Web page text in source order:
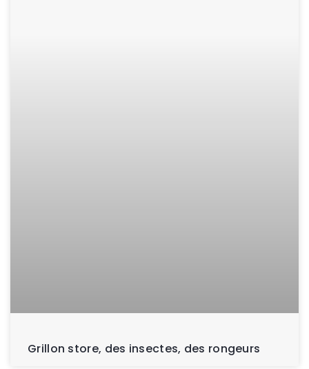
Grillon store, des insectes, des rongeurs